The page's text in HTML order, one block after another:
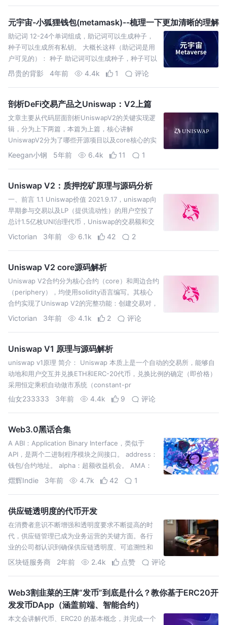
元宇宙-小狐狸钱包(metamask)--梳理一下更加清晰的理解
助记词 12-24个单词组成，助记词可以生成种子，
种子可以生成所有私钥。 大概长这样（助记词是用
户可见的）： 种子 助记词可以生成种子，种子可以
生成所有的私钥。 如果用1Password来比喻，种子
昂贵的背影 4年前 4.4k 1 评论
剖析DeFi交易产品之Uniswap：V2上篇
文章主要从代码层面剖析UniswapV2的关键实现逻
辑，分为上下两篇，本篇为上篇，核心讲解
UniswapV2分为了哪些开源项目以及core核心的实
现。
Keegan小钢 5年前 6.4k 11 1
Uniswap V2：质押挖矿原理与源码分析
一、前言 1.1 Uniswap价值 2021.9.17，uniswap向
早期参与交易以及LP（提供流动性）的用户空投了
总计1.5亿枚UNI治理代币，Uniswap的交易额和交
易量瞬间出现了陡坡式增长
Victorian 3年前 6.1k 42 2
Uniswap V2 core源码解析
Uniswap V2合约分为核心合约（core）和周边合约
（periphery），均使用solidity语言编写。其核心
合约实现了Uniswap V2的完整功能：创建交易对，
流动性供给，交易代币，价格
Victorian 3年前 4.1k 2 评论
Uniswap V1 原理与源码解析
uniswap v1原理 简介： Uniswap 本质上是一个自动的交易所，能够自
动地和用户交互并兑换ETH和ERC-20代币，兑换比例的确定（即价格）
采用恒定乘积自动做市系统（constant-pr
仙女233333 3年前 4.4k 9 评论
Web3.0黑话合集
A ABI：Application Binary Interface，类似于
API，是两个二进制程序模块之间接口。 address：
钱包/合约地址。 alpha：超额收益机会。 AMA：
Ask Me
熠辉Indie 3年前 4.7k 42 1
供应链透明度的代币开发
在消费者意识不断增强和透明度要求不断提高的时
代，供应链管理已成为业务运营的关键方面。各行
业的公司都认识到确保供应链透明度、可追溯性和
问责制的重要性。由区块链技术支持的代币开发已
区块链服务商 2年前 2.4k 点赞 评论
Web3割韭菜的王牌“发币”到底是什么？教你基于ERC20开
发发币DApp（涵盖前端、智能合约）
本文会讲解代币、ERC20 的基本概念，并完成一个